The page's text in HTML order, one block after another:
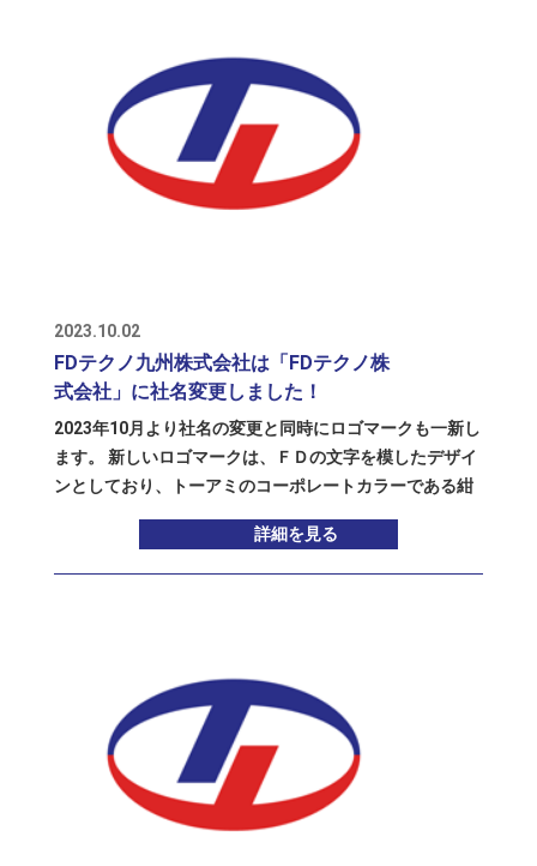
業拡大を目指します。株主と投資家の皆様にも、今回の
展開をご理解いただき、共に未来を切り拓いていくこと
を期待しています。
2023.10.02
FDテクノ九州株式会社は「FDテクノ株
式会社」に社名変更しました！
2023年10月より社名の変更と同時にロゴマークも一新し
ます。 新しいロゴマークは、ＦＤの文字を模したデザイ
ンとしており、トーアミのコーポレートカラーである紺
レートカラーのオレンジをDにそれぞれあてはめていま
す。 今後、ファブデッキ事業を展開する伊藤忠丸紅住商
詳細を見る